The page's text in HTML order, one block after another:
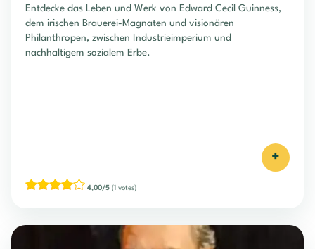
Entdecke das Leben und Werk von Edward Cecil Guinness,
dem irischen Brauerei-Magnaten und visionären
Philanthropen, zwischen Industrieimperium und
nachhaltigem sozialem Erbe.
+
4,00/5 (1 votes)